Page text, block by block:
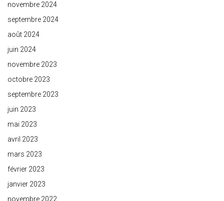
novembre 2024
septembre 2024
août 2024
juin 2024
novembre 2023
octobre 2023
septembre 2023
juin 2023
mai 2023
avril 2023
mars 2023
février 2023
janvier 2023
novembre 2022